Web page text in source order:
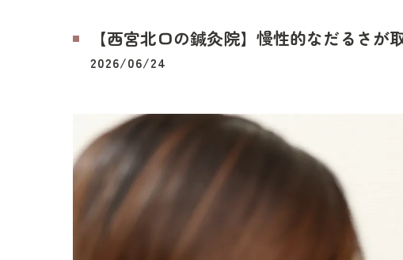
【西宮北口の鍼灸院】慢性的なだるさ
2026/06/24